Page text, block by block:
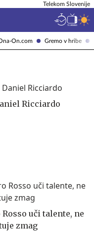
On.com Gremo v hribe
Telekom Slovenije
Ricciardo
Rosso uči talente, ne
zmag